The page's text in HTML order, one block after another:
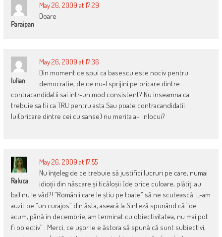
Paraipan
May 26, 2009 at 17:29
Doare
Iulian
May 26, 2009 at 17:36
Din moment ce spui ca basescu este nociv pentru
democratie, de ce nu-l sprijini pe oricare dintre
contracandidatii sai intr-un mod consistent? Nu inseamna ca
trebuie sa fii ca TRU pentru asta.Sau poate contracandidatii
lui(oricare dintre cei cu sanse) nu merita a-l inlocui?
Raluca
May 26, 2009 at 17:55
Nu înțeleg de ce trebuie să justifici lucruri pe care, numai
idioții din născare și ticăloșii (de orice culoare, plătiți au
ba) nu le văd?! ”Românii care le știu pe toate” să ne scutească! L-am
auzit pe ”un curajos” din ăsta, aseară la Sinteză spunând că ”de
acum, până in decembrie, am terminat cu obiectivitatea, nu mai pot
fi obiectiv” . Merci, ce ușor le e ăstora să spună că sunt subiectivi,